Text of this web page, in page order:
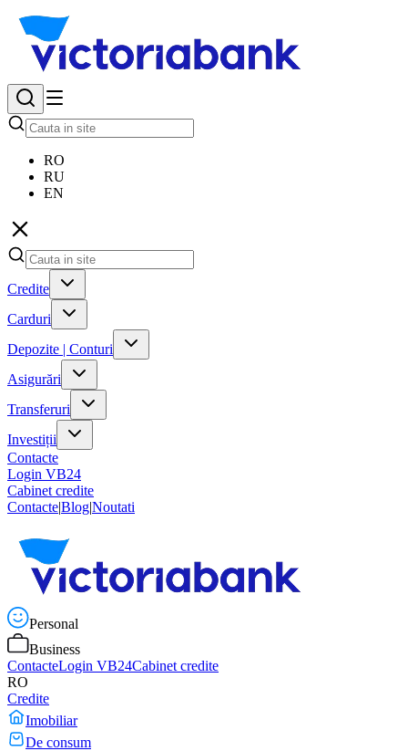
RO
RU
EN
Credite
Carduri
Depozite | Conturi
Asigurări
Transferuri
Investiții
Contacte
Login VB24
Cabinet credite
Contacte|Blog|Noutati
Personal
Business
ContacteLogin VB24Cabinet credite
RO
Credite
Imobiliar
De consum